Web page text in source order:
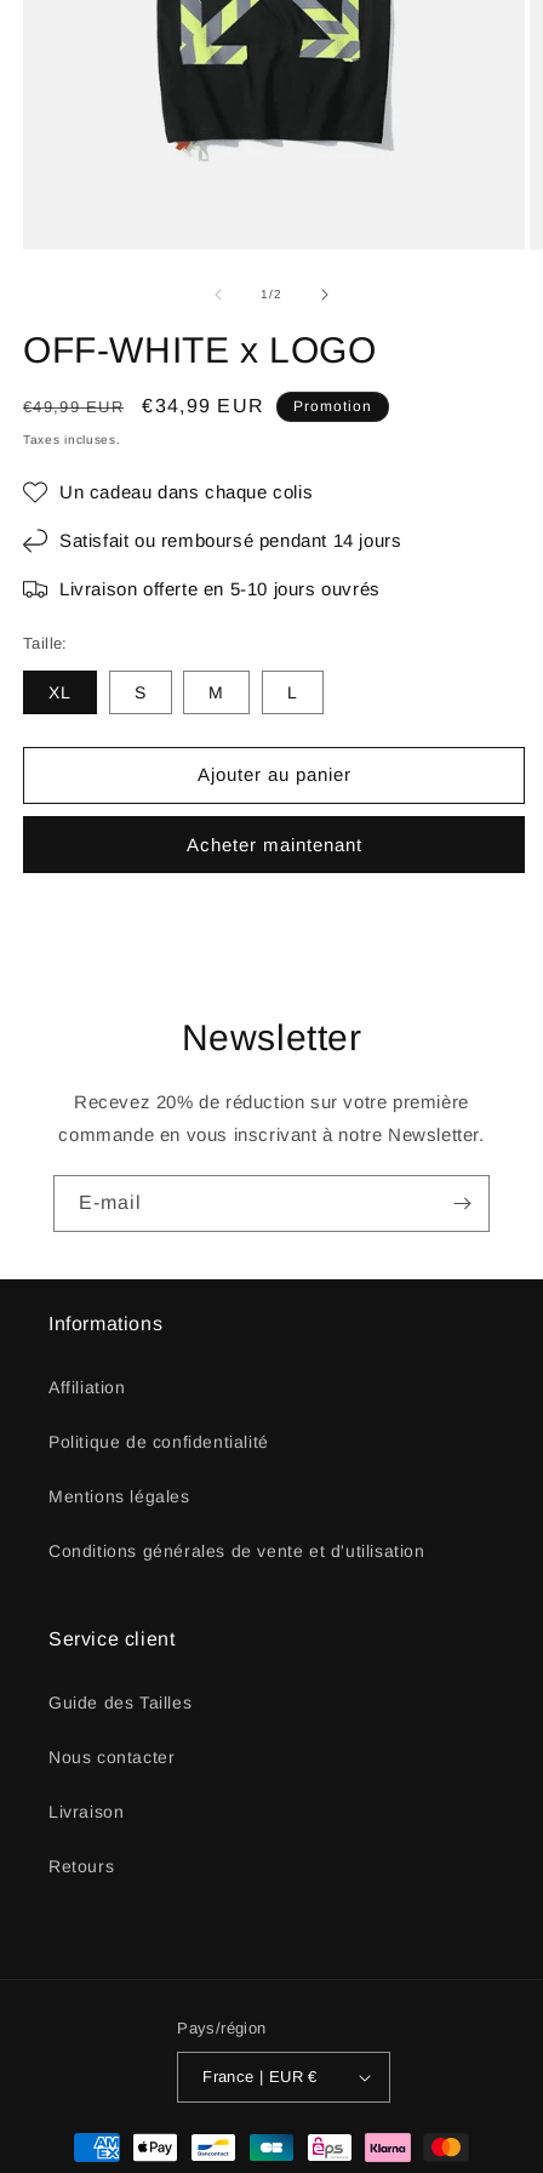
1/de
2
OFF-WHITE x LOGO
Prix
habituel
€49,99 EUR
Prix
€34,99 EUR Promotion
Taxes incluses.
Un cadeau dans chaque colis
Satisfait ou remboursé pendant 14 jours
Livraison offerte en 5-10 jours ouvrés
Taille:
XL S M L
Ajouter au panier
Acheter maintenant
Newsletter
Recevez 20% de réduction sur votre première
commande en vous inscrivant à notre Newsletter.
E-mail
Informations
Affiliation
Politique de confidentialité
Mentions légales
Conditions générales de vente et d'utilisation
Service client
Guide des Tailles
Nous contacter
Livraison
Retours
Pays/région
France | EUR €
Moyens